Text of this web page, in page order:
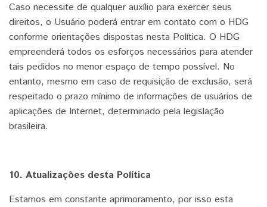
Caso necessite de qualquer auxílio para exercer seus
direitos, o Usuário poderá entrar em contato com o HDG
conforme orientações dispostas nesta Política. O HDG
empreenderá todos os esforços necessários para atender
tais pedidos no menor espaço de tempo possível. No
entanto, mesmo em caso de requisição de exclusão, será
respeitado o prazo mínimo de informações de usuários de
aplicações de Internet, determinado pela legislação
brasileira.
10. Atualizações desta Política
Estamos em constante aprimoramento, por isso esta